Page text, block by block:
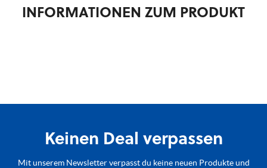
INFORMATIONEN ZUM PRODUKT
Keinen Deal verpassen
Mit unserem Newsletter verpasst du keine neuen Produkte und